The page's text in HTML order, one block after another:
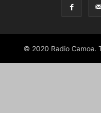
© 2020 Radio Camoa.